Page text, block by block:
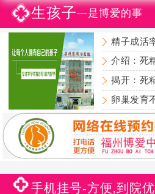
生孩子—是博爱的事
精子成活
介绍：死
揭开：死
卵巢发育
手机挂号-方便,到院优